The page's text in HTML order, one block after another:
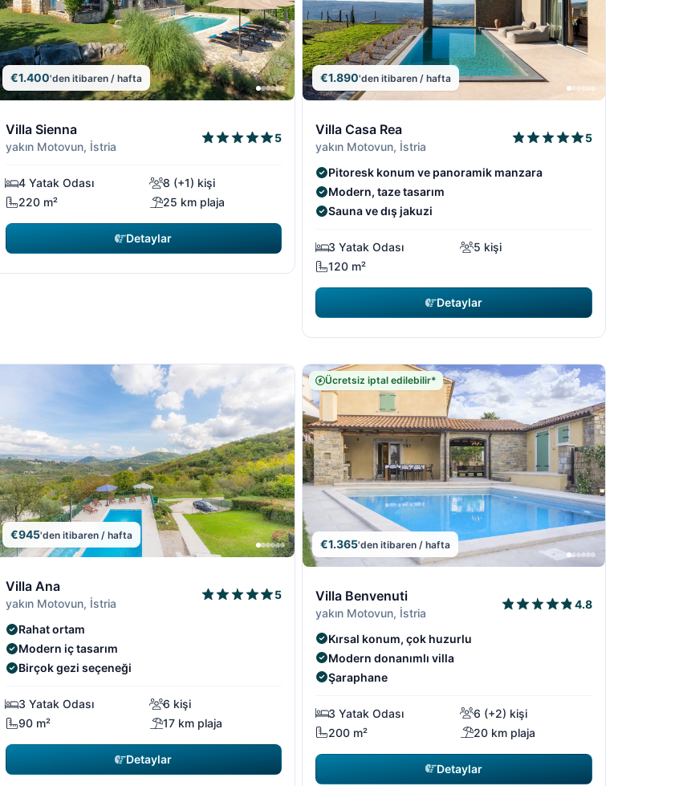
€1.400'den itibaren / hafta
Villa Sienna
yakın Motovun, İstria
5
4 Yatak Odası
8 (+1) kişi
220 m²
25 km plaja
Detaylar
€1.890'den itibaren / hafta
Villa Casa Rea
yakın Motovun, İstria
5
Pitoresk konum ve panoramik manzara
Modern, taze tasarım
Sauna ve dış jakuzi
3 Yatak Odası
5 kişi
120 m²
Detaylar
4/19
€945'den itibaren / hafta
Villa Ana
yakın Motovun, İstria
5
Rahat ortam
Modern iç tasarım
Birçok gezi seçeneği
3 Yatak Odası
6 kişi
90 m²
17 km plaja
Detaylar
Ücretsiz iptal edilebilir*
€1.365'den itibaren / hafta
Villa Benvenuti
yakın Motovun, İstria
4.8
Kırsal konum, çok huzurlu
Modern donanımlı villa
Şaraphane
3 Yatak Odası
6 (+2) kişi
200 m²
20 km plaja
Detaylar